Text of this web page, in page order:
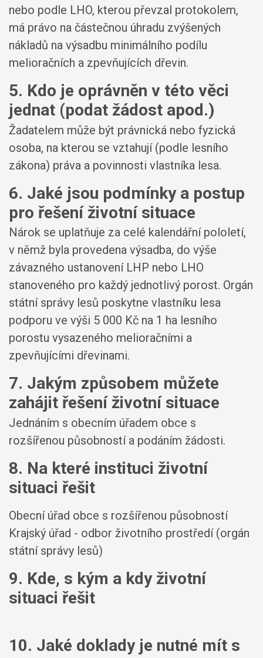
nebo podle LHO, kterou převzal protokolem,
má právo na částečnou úhradu zvýšených
nákladů na výsadbu minimálního podílu
melioračních a zpevňujících dřevin.
5. Kdo je oprávněn v této věci
jednat (podat žádost apod.)
Žadatelem může být právnická nebo fyzická
osoba, na kterou se vztahují (podle lesního
zákona) práva a povinnosti vlastníka lesa.
6. Jaké jsou podmínky a postup
pro řešení životní situace
Nárok se uplatňuje za celé kalendářní pololetí,
v němž byla provedena výsadba, do výše
závazného ustanovení LHP nebo LHO
stanoveného pro každý jednotlivý porost. Orgán
státní správy lesů poskytne vlastníku lesa
podporu ve výši 5 000 Kč na 1 ha lesního
porostu vysazeného melioračními a
zpevňujícími dřevinami.
7. Jakým způsobem můžete
zahájit řešení životní situace
Jednáním s obecním úřadem obce s
rozšířenou působností a podáním žádosti.
8. Na které instituci životní
situaci řešit
Obecní úřad obce s rozšířenou působností
Krajský úřad - odbor životního prostředí (orgán
státní správy lesů)
9. Kde, s kým a kdy životní
situaci řešit
10. Jaké doklady je nutné mít s